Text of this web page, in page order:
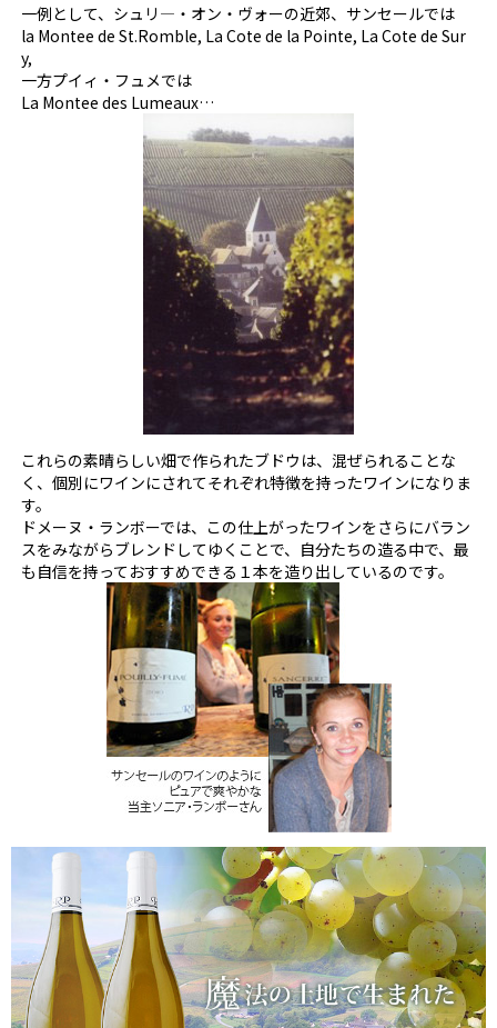
一例として、シュリ―・オン・ヴォーの近郊、サンセールでは
la Montee de St.Romble, La Cote de la Pointe, La Cote de Sur
y,
一方プイィ・フュメでは
La Montee des Lumeaux…
これらの素晴らしい畑で作られたブドウは、混ぜられることな
く、個別にワインにされてそれぞれ特徴を持ったワインになりま
す。
ドメーヌ・ランボーでは、この仕上がったワインをさらにバラン
スをみながらブレンドしてゆくことで、自分たちの造る中で、最
も自信を持っておすすめできる１本を造り出しているのです。